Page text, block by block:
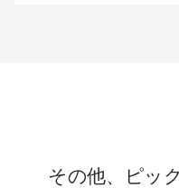
その他、ピッ